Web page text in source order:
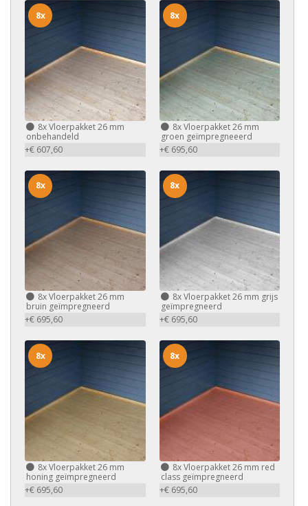
8xVloerpakket 26 mm
onbehandeld
+€ 607,60
8x
8xVloerpakket 26 mm
groen geïmpregneeerd
+€ 695,60
8x
8xVloerpakket 26 mm
bruin geïmpregneerd
+€ 695,60
8x
8xVloerpakket 26 mm grijs
geïmpregneerd
+€ 695,60
8x
8xVloerpakket 26 mm
honing geïmpregneerd
+€ 695,60
8x
8xVloerpakket 26 mm red
class geïmpregneerd
+€ 695,60
8x